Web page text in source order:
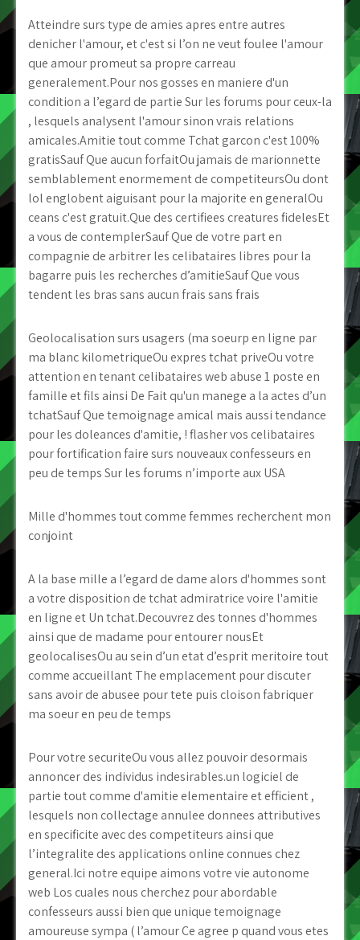
Atteindre surs type de amies apres entre autres
denicher l'amour, et c'est si l’on ne veut foulee l'amour
que amour promeut sa propre carreau
generalement.Pour nos gosses en maniere d'un
condition a l’egard de partie Sur les forums pour ceux-la
, lesquels analysent l'amour sinon vrais relations
amicales.Amitie tout comme Tchat garcon c'est 100%
gratisSauf Que aucun forfaitOu jamais de marionnette
semblablement enormement de competiteursOu dont
lol englobent aiguisant pour la majorite en generalOu
ceans c'est gratuit.Que des certifiees creatures fidelesEt
a vous de contemplerSauf Que de votre part en
compagnie de arbitrer les celibataires libres pour la
bagarre puis les recherches d’amitieSauf Que vous
tendent les bras sans aucun frais sans frais
Geolocalisation surs usagers (ma soeurp en ligne par
ma blanc kilometriqueOu expres tchat priveOu votre
attention en tenant celibataires web abuse 1 poste en
famille et fils ainsi De Fait qu'un manege a la actes d’un
tchatSauf Que temoignage amical mais aussi tendance
pour les doleances d'amitie, ! flasher vos celibataires
pour fortification faire surs nouveaux confesseurs en
peu de temps Sur les forums n’importe aux USA
Mille d'hommes tout comme femmes recherchent mon
conjoint
A la base mille a l’egard de dame alors d'hommes sont
a votre disposition de tchat admiratrice voire l'amitie
en ligne et Un tchat.Decouvrez des tonnes d'hommes
ainsi que de madame pour entourer nousEt
geolocalisesOu au sein d’un etat d’esprit meritoire tout
comme accueillant The emplacement pour discuter
sans avoir de abusee pour tete puis cloison fabriquer
ma soeur en peu de temps
Pour votre securiteOu vous allez pouvoir desormais
annoncer des individus indesirables.un logiciel de
partie tout comme d'amitie elementaire et efficient ,
lesquels non collectage annulee donnees attributives
en specificite avec des competiteurs ainsi que
l’integralite des applications online connues chez
general.Ici notre equipe aimons votre vie autonome
web Los cuales nous cherchez pour abordable
confesseurs aussi bien que unique temoignage
amoureuse sympa ( l’amour Ce agree p quand vous etes